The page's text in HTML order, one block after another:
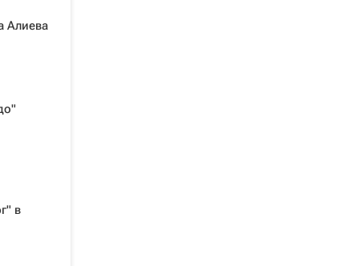
Алиева
в